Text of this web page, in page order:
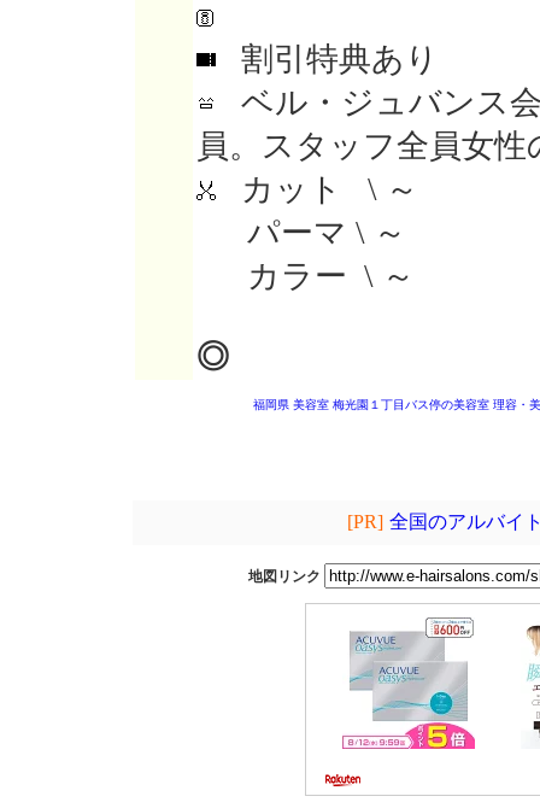
割引特典あり
ベル・ジュバンス
員。スタッフ全員女
カット \ ～
パーマ \ ～
カラー \ ～
◎
福岡県 美容室 梅光園１丁目バス停の美容室 理容・
[PR] 全国のアルバイ
地図リンク